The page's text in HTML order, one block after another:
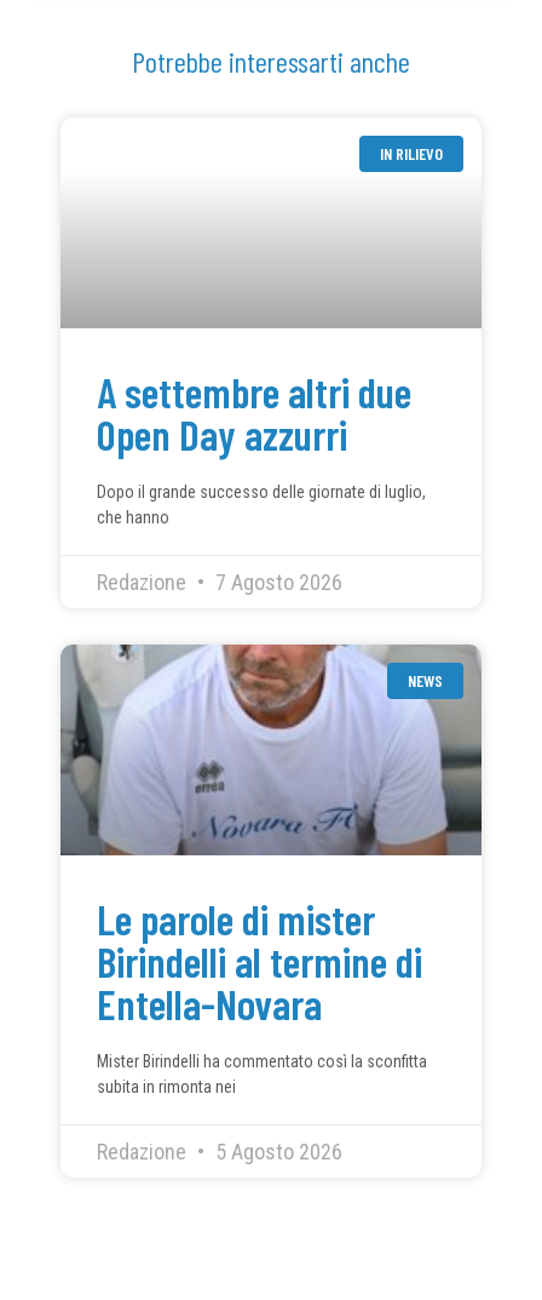
Potrebbe interessarti anche
IN RILIEVO
A settembre altri due
Open Day azzurri
Dopo il grande successo delle giornate di luglio,
che hanno
Redazione 7 Agosto 2026
NEWS
Le parole di mister
Birindelli al termine di
Entella-Novara
Mister Birindelli ha commentato così la sconfitta
subita in rimonta nei
Redazione 5 Agosto 2026